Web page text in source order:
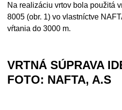
Na realizáciu vrtov bola použitá
8005 (obr. 1) vo vlastníctve
vŕtania do 3000 m.
VRTNÁ SÚPRAVA
FOTO: NAFTA, A.S